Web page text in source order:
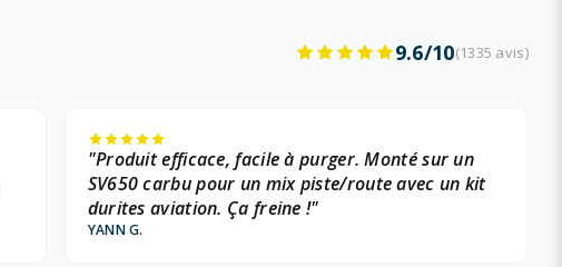
9.6/10(1335 avis)
"Produit efficace, facile à purger. Monté sur un
SV650 carbu pour un mix piste/route avec un kit
durites aviation. Ça freine !"
YANN G.